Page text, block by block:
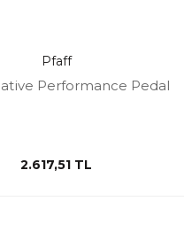
Pfaff
Performance Pedal
2.617,51 TL